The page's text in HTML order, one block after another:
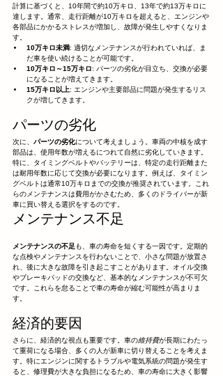
計算に基づくと、10年間で約10万キロ、13年で約13万キロに
達します。通常、走行距離が10万キロを超えると、エンジンや
各部品にかかるストレスが増加し、故障が発生しやすくなりま
す。
10万キロ未満: 適切なメンテナンスが行われていれば、ま
だ車を使い続けることが可能です。
10万キロ～15万キロ: パーツの劣化が目立ち、交換が必要
になることが増えてきます。
15万キロ以上: エンジンや主要部品に問題が発生するリス
クが増してきます。
パーツの劣化
次に、 パーツの劣化について考えましょう。車両の中核を成す
部品は、使用年数が増えるにつれて自然に劣化していきます。
特に、タイミングベルトやバッテリーは、特定の走行距離また
は耐用年数に応じて交換が必要になります。例えば、タイミン
グベルトは通常10万キロまでの交換が推奨されています。これ
らのメンテナンスは費用がかさむため、多くのドライバーが新
車に買い替える選択をするのです。
メンテナンス不足
メンテナンスの不足 も、車の寿命を短くする一因です。定期的
な点検やメンテナンスを行わないことで、小さな問題が放置さ
れ、後に大きな故障を引き起こすことがあります。オイル交換
やブレーキパッドの交換など、基本的なメンテナンスが不可欠
です。これらを怠ることで車の寿命が縮む可能性が高まりま
す。
経済的要因
さらに、経済的な視点も重要です。車の維持費が長期にわたっ
て重荷になる場合、多くの人が新車に切り替えることを考えま
す。特にエンジンに関するトラブルや電気系統の問題が発生す
ると、修理費が大きな負担になるため、車の寿命に大きく影響